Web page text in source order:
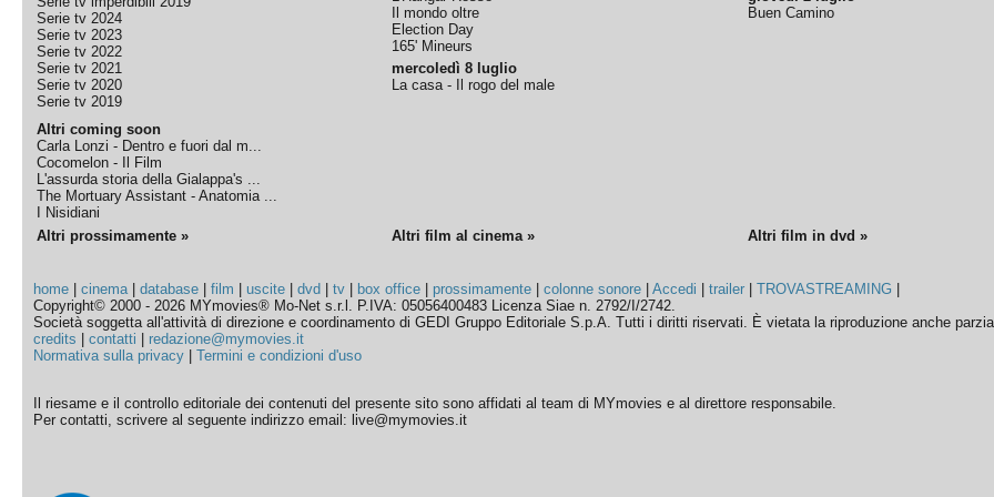
Serie tv 2024
Serie tv 2023
Serie tv 2022
Serie tv 2021
Serie tv 2020
Serie tv 2019
Altri coming soon
Carla Lonzi - Dentro e fuori dal m...
Cocomelon - Il Film
L'assurda storia della Gialappa's ...
The Mortuary Assistant - Anatomia ...
I Nisidiani
Il mondo oltre
Election Day
165' Mineurs
mercoledì 8 luglio
La casa - Il rogo del male
Buen Camino
Altri prossimamente » Altri film al cinema » Altri film in dvd »
home |cinema|database |film |uscite |dvd |tv box office prossimamente |colonne sonore |Accedi |trailer |TROVASTREAMING
Copyright© 2000 - 2026 MYmovies® Mo-Net s.r.l. P.IVA: 05056400483 Licenza Siae n. 2792/I/2742.
Società soggetta all'attività di direzione e coordinamento di GEDI Gruppo Editoriale S.p.A. Tutti i diritti riservati. È vietata la riproduzione anche
credits |contatti
redazione@mymovies.it
Normativa sulla privacy |Termini e condizioni d'uso
Il riesame e il controllo editoriale dei contenuti del presente sito sono affidati al team di MYmovies e al direttore responsabile.
Per contatti, scrivere al seguente indirizzo email: live@mymovies.it